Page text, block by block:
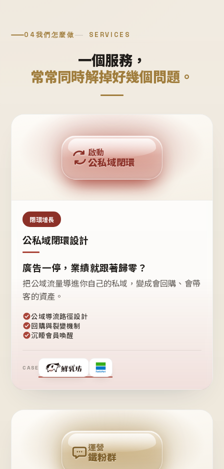
04我們怎麼做 SERVICES
一個服務，
常常同時解掉好幾個問題。
公域流量
私域鐵粉
回購複利
啟動
公私域閉環
閉環增長
公私域閉環設計
廣告一停，業績就跟著歸零？
把公域流量導進你自己的私域，變成會回購、會帶
客的資產。
公域導流路徑設計
回購與裂變機制
沉睡會員喚醒
CASE
❤
粉
回
購
運營
鐵粉群